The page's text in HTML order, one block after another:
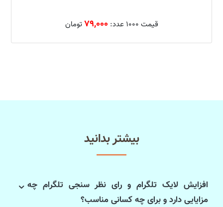
قیمت 1000 عدد: 79,000تومان
بیشتر بدانید
افزایش لایک تلگرام و رای نظر سنجی تلگرام چه
مزایایی دارد و برای چه کسانی مناسب؟